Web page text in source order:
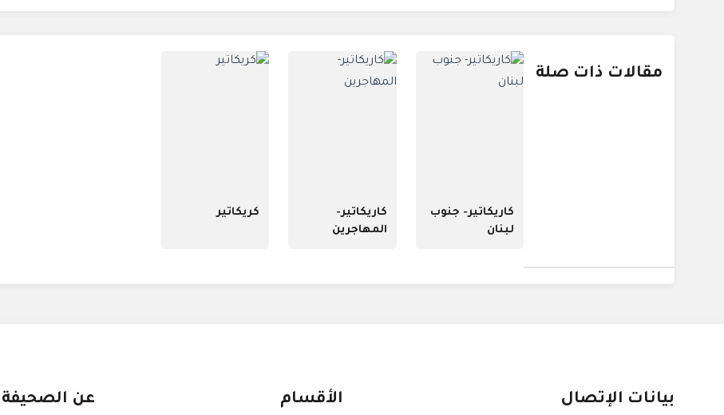
مقالات ذات صلة
كاريكاتير- جنوب
لبنان
كاريكاتير-
المهاجرين
كريكاتير
بيانات الإتصال الأقسام عن الصحيفة